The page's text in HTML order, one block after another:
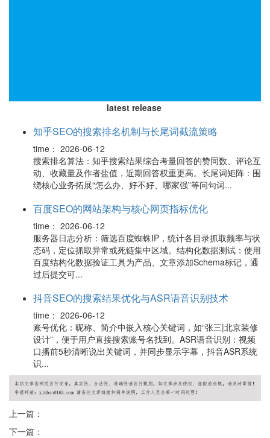
latest release
知乎SEO的搜索排名机制与长尾词截流策略
time： 2026-06-12
搜索排名算法：知乎搜索结果综合考量回答的赞同数、评论互
动、收藏量及作者盐值，近期回答权重更高。长尾词矩阵：围
绕核心业务拓展“怎么办、好不好、哪家强”等问句词...
百度SEO的网站架构与核心网页指标优化
time： 2026-06-12
服务器日志分析：筛选百度蜘蛛IP，统计各目录抓取频率与状
态码，定位抓取异常或死链集中区域。结构化数据测试：使用
百度结构化数据验证工具为产品、文章添加Schema标记，通
过后提交可...
抖音SEO的搜索结果优化与ASR语音识别技术
time： 2026-06-12
账号优化：昵称、简介中嵌入核心关键词，如“张三|北京装修
设计”，便于用户直接搜索账号名找到。ASR语音识别：视频
口播前5秒清晰说出关键词，并同步显示字幕，抖音ASR系统
识...
上一篇：
下一篇：